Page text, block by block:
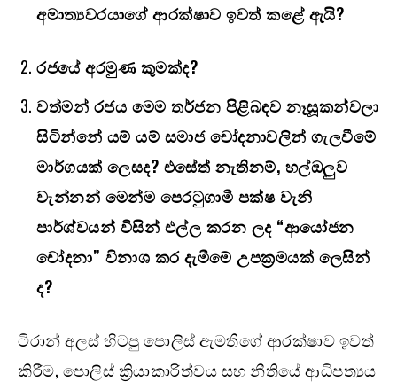
අමාත්‍යවරයාගේ ආරක්ෂාව ඉවත් කළේ ඇයි?
රජයේ අරමුණ කුමක්ද?
වත්මන් රජය මෙම තර්ජන පිළිබඳව නෑසූකන්වලා
සිටින්නේ යම් යම් සමාජ චෝදනාවලින් ගැලවීමේ
මාර්ගයක් ලෙසද? එසේත් නැතිනම්, හල්ඔලුව
වැන්නන් මෙන්ම පෙරටුගාමී පක්ෂ වැනි
පාර්ශ්වයන් විසින් එල්ල කරන ලද “ආයෝජන
චෝදනා” විනාශ කර දැමීමේ උපක්‍රමයක් ලෙසින්
ද?
ටිරාන් අලස් හිටපු පොලිස් ඇමතිගේ ආරක්ෂාව ඉවත්
කිරීම, පොලිස් ක්‍රියාකාරිත්වය සහ නීතියේ ආධිපත්‍යය